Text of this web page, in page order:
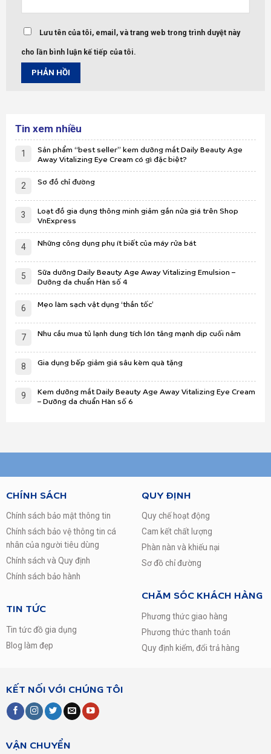
Lưu tên của tôi, email, và trang web trong trình duyệt này
cho lần bình luận kế tiếp của tôi.
Tin xem nhiều
1
Sản phẩm “best seller” kem dưỡng mắt Daily Beauty Age
Away Vitalizing Eye Cream có gì đặc biệt?
2 Sơ đồ chỉ đường
3
Loạt đồ gia dụng thông minh giảm gần nửa giá trên Shop
VnExpress
4 Những công dụng phụ ít biết của máy rửa bát
5
Sữa dưỡng Daily Beauty Age Away Vitalizing Emulsion –
Dưỡng da chuẩn Hàn số 4
6 Mẹo làm sạch vật dụng ‘thần tốc’
7 Nhu cầu mua tủ lạnh dung tích lớn tăng mạnh dịp cuối năm
8 Gia dụng bếp giảm giá sâu kèm quà tặng
9
Kem dưỡng mắt Daily Beauty Age Away Vitalizing Eye Cream
– Dưỡng da chuẩn Hàn số 6
CHÍNH SÁCH
Chính sách bảo mật thông tin
Chính sách bảo vệ thông tin cá
nhân của người tiêu dùng
Chính sách và Quy định
Chính sách bảo hành
TIN TỨC
Tin tức đồ gia dụng
Blog làm đẹp
QUY ĐỊNH
Quy chế hoạt động
Cam kết chất lượng
Phàn nàn và khiếu nại
Sơ đồ chỉ đường
CHĂM SÓC KHÁCH HÀNG
Phương thức giao hàng
Phương thức thanh toán
Quy định kiểm, đổi trả hàng
KẾT NỐI VỚI CHÚNG TÔI
VẬN CHUYỂN